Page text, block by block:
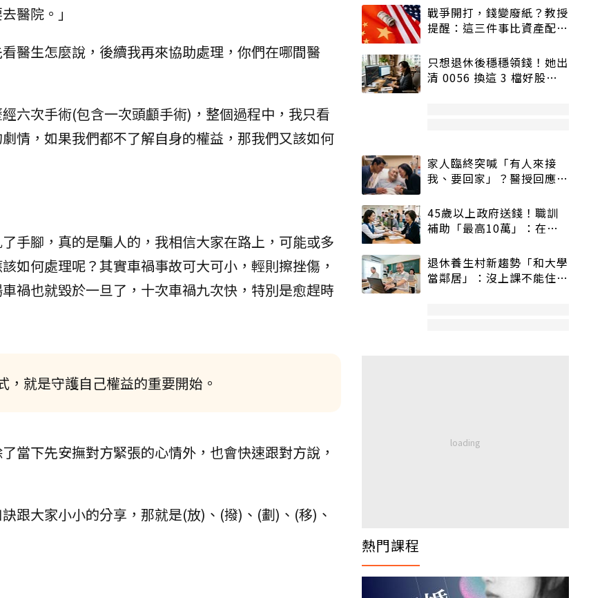
醫院。」
醫生怎麼說，後續我再來協助處理，你們在哪間醫
六次手術(包含一次頭顱手術)，整個過程中，我只看
情，如果我們都不了解自身的權益，那我們又該如何
手腳，真的是騙人的，我相信大家在路上，可能或多
如何處理呢？其實車禍事故可大可小，輕則擦挫傷，
禍也就毀於一旦了，十次車禍九次快，特別是愈趕時
就是守護自己權益的重要開始。
當下先安撫對方緊張的心情外，也會快速跟對方說，
跟大家小小的分享，那就是(放)、(撥)、(劃)、(移)、
戰爭開打，錢變廢紙？教授
提醒：這三件事比資產配置
只想退休後穩穩領錢！她出
清 0056 換這 3 檔好股：
家人臨終突喊「有人來接
我、要回家」？醫授回應方
45歲以上政府送錢！職訓
補助「最高10萬」：在
退休養生村新趨勢「和大學
當鄰居」：沒上課不能住、
熱門課程